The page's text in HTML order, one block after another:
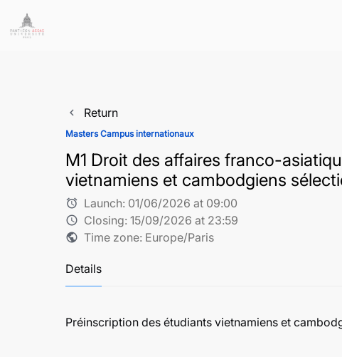
navigate_before Return
Masters Campus internationaux
M1 Droit des affaires franco-
vietnamiens et cambodgiens
alarm Launch: 01/06/2026 at 09:00
schedule Closing: 15/09/2026 at 23:59
public Time zone: Europe/Paris
Details
Préinscription des étudiants vietnamiens et